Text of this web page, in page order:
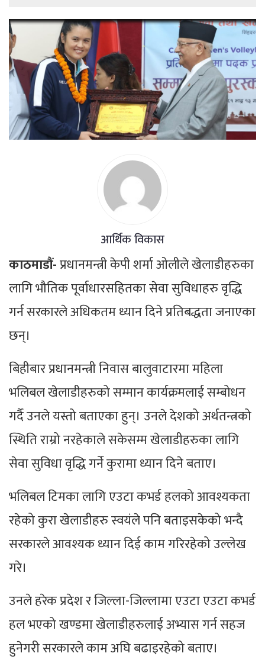
आर्थिक विकास
काठमाडौं-प्रधानमन्त्री केपी शर्मा ओलीले खेलाडीहरुका
लागि भौतिक पूर्वाधारसहितका सेवा सुविधाहरु वृद्धि
गर्न सरकारले अधिकतम ध्यान दिने प्रतिबद्धता जनाएका
छन्।
बिहीबार प्रधानमन्त्री निवास बालुवाटारमा महिला
भलिबल खेलाडीहरुको सम्मान कार्यक्रमलाई सम्बोधन
गर्दै उनले यस्तो बताएका हुन्। उनले देशको अर्थतन्त्रको
स्थिति राम्रो नरहेकाले सकेसम्म खेलाडीहरुका लागि
सेवा सुविधा वृद्धि गर्ने कुरामा ध्यान दिने बताए।
भलिबल टिमका लागि एउटा कभर्ड हलको आवश्यकता
रहेको कुरा खेलाडीहरु स्वयंले पनि बताइसकेको भन्दै
सरकारले आवश्यक ध्यान दिई काम गरिरहेको उल्लेख
गरे।
उनले हरेक प्रदेश र जिल्ला-जिल्लामा एउटा एउटा कभर्ड
हल भएको खण्डमा खेलाडीहरुलाई अभ्यास गर्न सहज
हुनेगरी सरकारले काम अघि बढाइरहेको बताए।